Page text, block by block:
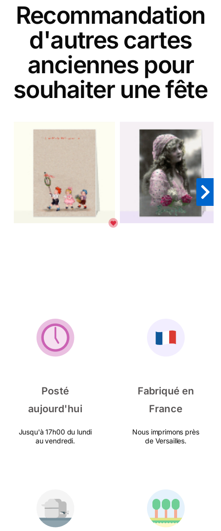
Recommandation
d'autres cartes
anciennes pour
souhaiter une fête
Posté
aujourd'hui
Jusqu'à 17h00 du lundi
au vendredi.
Fabriqué en
France
Nous imprimons près
de Versailles.